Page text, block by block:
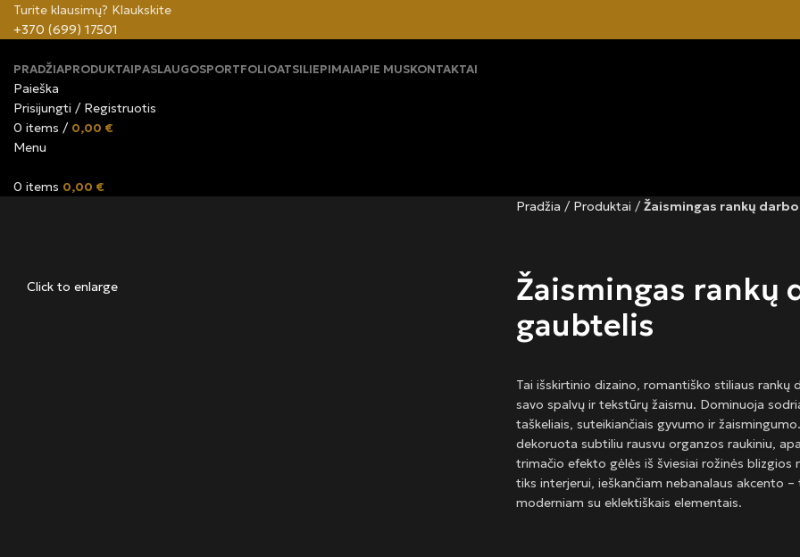
Turite klausimų? Klaukskite
+370 (699) 17501
PRADŽIAPRODUKTAIPASLAUGOSPORTFOLIOATSILIEPIMAIAPIE MUSKONTAKTAI
Paieška
Prisijungti / Registruotis
0 items / 0,00 €
Menu
0 items 0,00 €
Click to enlarge
Pradžia / Produktai / Žaismingas rankų
Žaismingas rankų
gaubtelis
Tai išskirtinio dizaino, romantiško stiliaus rankų
savo spalvų ir tekstūrų žaismu. Dominuoja
taškeliais, suteikiančiais gyvumo ir
dekoruota subtiliu rausvu organzos raukiniu,
trimačio efekto gėlės iš šviesiai rožinės blizgios
tiks interjerui, ieškančiam nebanalaus akcento
moderniam su eklektiškais elementais.